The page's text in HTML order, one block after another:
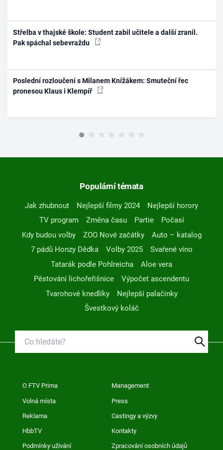
Střelba v thajské škole: Student zabil učitele a další zranil.
Pak spáchal sebevraždu
Poslední rozloučení s Milanem Knížákem: Smuteční řec
pronesou Klaus i Klempíř
Populární témata
Jak zhubnout Nejlepší filmy 2024
Nejlepší horory
TV program
Změna času Partie
Počasí
Kdy budou volby
ZOO Nové začátky
Auto – katalog
7 pádů Honzy Dědka
Volby 2025
Svařené víno
Tatarák podle Pohlreicha
Aloe vera
Pěstování lichořeřišnice
Výpočet ascendentu
Tvarohové knedlíky
Nejlepší palačinky
Švestkový koláč
O FTV Prima Management
Volná místa Press
Reklama Castingy a výzvy
HbbTV Kontakty
Podmínky užívání Zpracování osobních údajů